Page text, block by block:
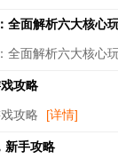
全面解析六大核心
全面解析六大核心
攻略
攻略 [详情]
新手攻略